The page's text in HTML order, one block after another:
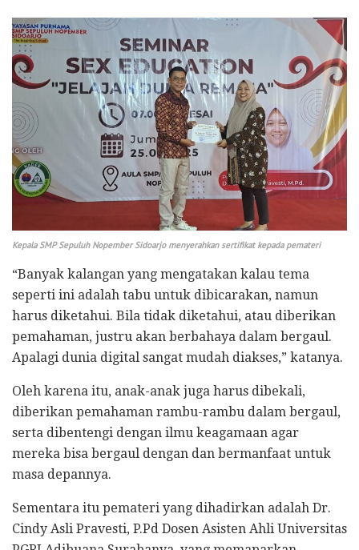
Kepala SMP Sepuluh Nopember Sidoarjo menyerahkan sertifikat kepada pemateri
“Banyak kalangan yang mengatakan kalau tema
seperti ini adalah tabu untuk dibicarakan, namun
harus diketahui. Bila tidak diketahui, atau diberikan
pemahaman, justru akan berbahaya dalam bergaul.
Apalagi dunia digital sangat mudah diakses,” katanya.
Oleh karena itu, anak-anak juga harus dibekali,
diberikan pemahaman rambu-rambu dalam bergaul,
serta dibentengi dengan ilmu keagamaan agar
mereka bisa bergaul dengan dan bermanfaat untuk
masa depannya.
Sementara itu pemateri yang dihadirkan adalah Dr.
Cindy Asli Pravesti, P.Pd Dosen Asisten Ahli Universitas